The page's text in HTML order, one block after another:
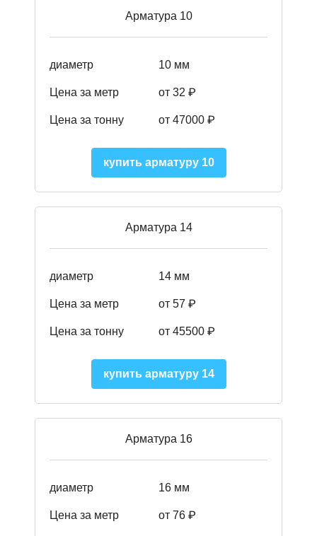
Арматура 10
диаметр 10 мм
Цена за метр от 32 ₽
Цена за тонну от 47000 ₽
купить арматуру 10
Арматура 14
диаметр 14 мм
Цена за метр от 57 ₽
Цена за тонну от 45500 ₽
купить арматуру 14
Арматура 16
диаметр 16 мм
Цена за метр от 76 ₽